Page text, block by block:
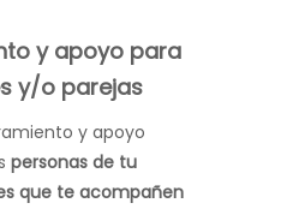
y apoyo para
y/o parejas
y apoyo
personas de tu
que te acompañen